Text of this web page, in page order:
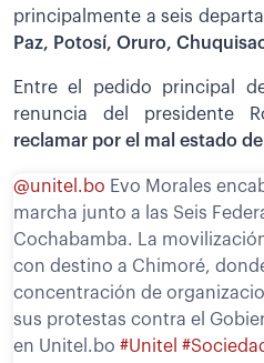
principalmente a seis
Paz, Potosí, Oruro,
Entre el pedido principal
renuncia del presidente
reclamar por el mal estado
@unitel.bo Evo Morales
marcha junto a las Seis
Cochabamba. La
con destino a Chimoré,
concentración de
sus protestas contra el
en Unitel.bo #Unitel